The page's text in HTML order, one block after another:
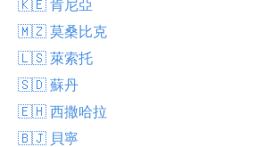
🇰🇪 肯尼亞
🇲🇿 莫桑比克
🇱🇸 萊索托
🇸🇩 蘇丹
🇪🇭 西撒哈拉
🇧🇯 貝寧